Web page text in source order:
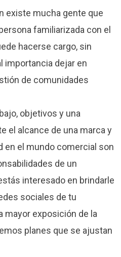
existe mucha gente que
familiarizada con el
hacerse cargo, sin
importancia dejar en
de comunidades
objetivos y una
el alcance de una marca y
en el mundo comercial son
de un
interesado en brindarle
sociales de tu
mayor exposición de la
planes que se ajustan